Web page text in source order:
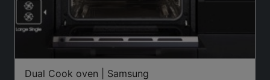
Dual Cook oven | Samsung